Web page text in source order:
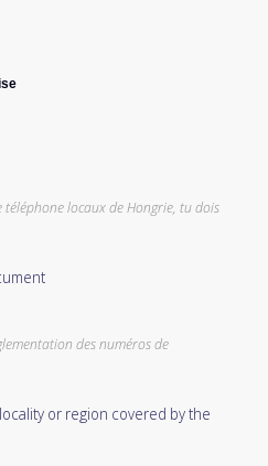
locaux de Hongrie, tu dois
des numéros de
or region covered by the